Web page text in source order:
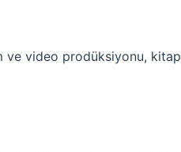
ve video prodüksiyonu, kitap